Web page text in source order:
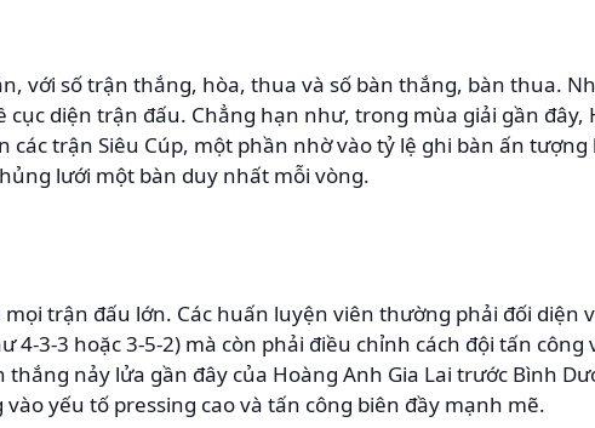
với số trận thắng, hòa, thua và số bàn thắng, bàn thua.
diện trận đấu. Chẳng hạn như, trong mùa giải gần đây,
các trận Siêu Cúp, một phần nhờ vào tỷ lệ ghi bàn ấn tượng
lưới một bàn duy nhất mỗi vòng.
trận đấu lớn. Các huấn luyện viên thường phải đối diện
3-3 hoặc 3-5-2) mà còn phải điều chỉnh cách đội tấn công
nảy lửa gần đây của Hoàng Anh Gia Lai trước Bình
yếu tố pressing cao và tấn công biên đầy mạnh mẽ.